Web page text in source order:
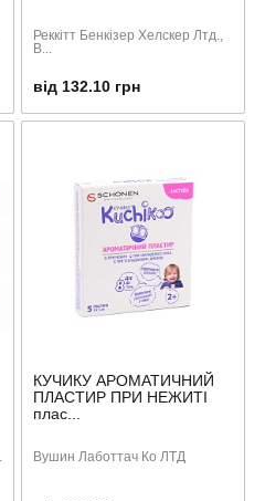
Реккітт Бенкізер Хелскер Лтд.,
В...
від 132.10 грн
КУЧИКУ АРОМАТИЧНИЙ
ПЛАСТИР ПРИ НЕЖИТІ
плас...
Вушин Лаботтач Ко ЛТД